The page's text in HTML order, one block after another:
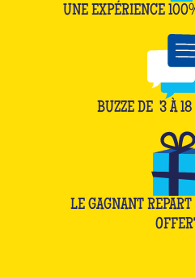
UNE EXPÉRIENCE
BUZZE DE 3 À 18
LE GAGNANT